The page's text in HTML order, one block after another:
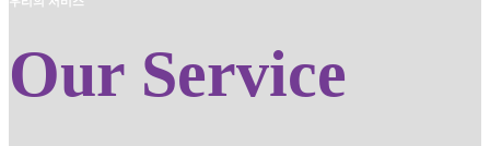
Our Service